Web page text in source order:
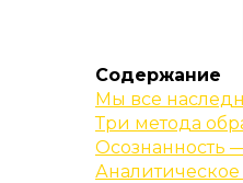
Содержание
Мы все
Три метода
Осознанность